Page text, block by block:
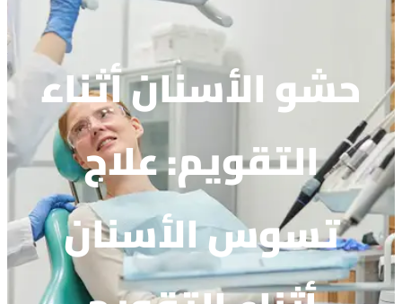
حشو الأسنان أثناء
التقويم: علاج
تسوس الأسنان